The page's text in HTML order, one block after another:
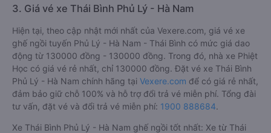
3. Giá vé xe Thái Bình Phủ Lý - Hà Nam
Hiện tại, theo cập nhật mới nhất của Vexere.com, giá vé xe
ghế ngồi tuyến Phủ Lý - Hà Nam - Thái Bình có mức giá dao
động từ 130000 đồng - 130000 đồng. Trong đó, nhà xe Phiệt
Học có giá vé rẻ nhất, chỉ 130000 đồng. Đặt vé xe Thái Bình
Phủ Lý - Hà Nam chính hãng tại Vexere.com để có giá rẻ nhất,
đảm bảo giữ chỗ 100% và hỗ trợ đổi trả vé miễn phí. Tổng đài
tư vấn, đặt vé và đổi trả vé miễn phí: 1900 888684.
Xe Thái Bình Phủ Lý - Hà Nam ghế ngồi tốt nhất: Xe từ Thái